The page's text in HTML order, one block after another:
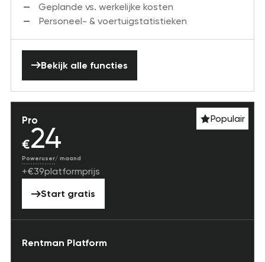
Geplande vs. werkelijke kosten
Personeel- & voertuigstatistieken
Bekijk alle functies
Bekijk alle functies
Pro
€24
Poweruser/ maand
+€39platformprijs
Start gratis
Populair
Rentman Platform